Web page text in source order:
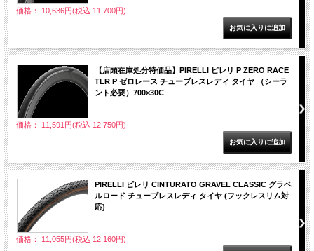
価格： 10,636円(税込 11,700円)
【店頭在庫処分特価品】PIRELLI ピレリ P ZERO RACE
TLR P ゼロレース チューブレスレディ タイヤ （シーラ
ント必要）700×30C
価格： 11,591円(税込 12,750円)
PIRELLI ピレリ CINTURATO GRAVEL CLASSIC グラベ
ルロード チューブレスレディ タイヤ (フックレスリム対
応)
価格： 11,055円(税込 12,160円)